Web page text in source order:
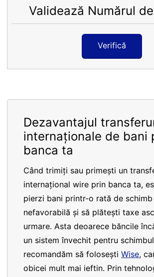
Validează Numărul
Verifică
Dezavantajul
internaționale de bani
banca ta
Când trimiți sau primești un
internațional wire prin banca ta,
pierzi bani printr-o rată de schimb
nefavorabilă și să plătești taxe
urmare. Asta deoarece băncile
un sistem învechit pentru
recomandăm să folosești Wise,
obicei mult mai ieftin. Prin